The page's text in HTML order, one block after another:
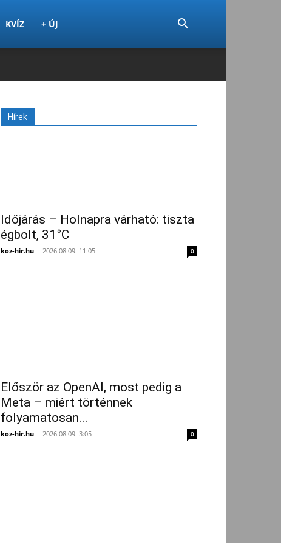
KVÍZ + ÚJ
Hírek
Időjárás – Holnapra várható: tiszta
égbolt, 31°C
koz-hir.hu - 2026.08.09. 11:05 0
Először az OpenAI, most pedig a
Meta – miért történnek
folyamatosan...
koz-hir.hu - 2026.08.09. 3:05 0